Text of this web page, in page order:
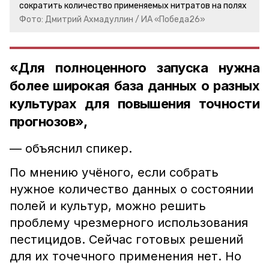
сократить количество применяемых нитратов на полях
Фото: Дмитрий Ахмадуллин / ИА «Победа26»
«Для полноценного запуска нужна
более широкая база данных о разных
культурах для повышения точности
прогнозов»,
— объяснил спикер.
По мнению учёного, если собрать
нужное количество данных о состоянии
полей и культур, можно решить
проблему чрезмерного использования
пестицидов. Сейчас готовых решений
для их точечного применения нет. Но